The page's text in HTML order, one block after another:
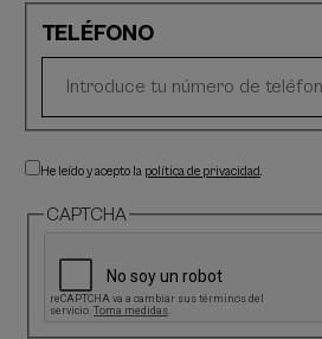
TELÉFONO
He leído y acepto la política de privacidad.
CAPTCHA